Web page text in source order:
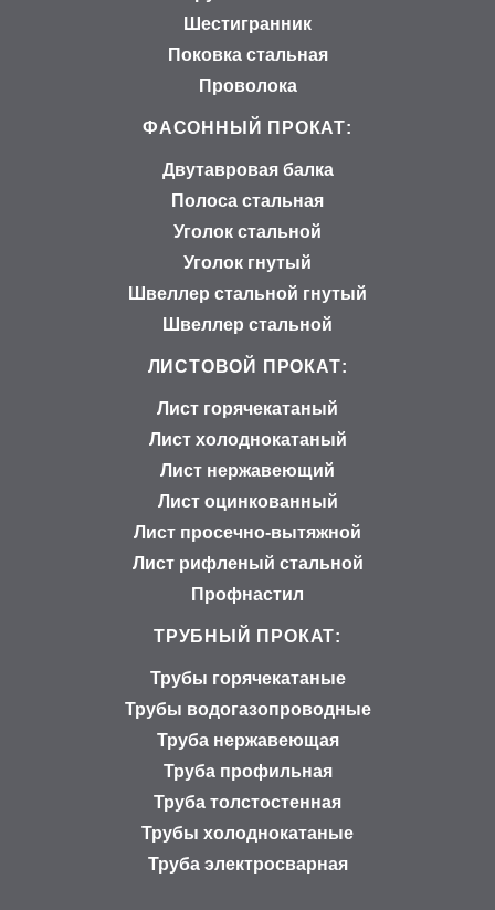
Шестигранник
Поковка стальная
Проволока
ФАСОННЫЙ ПРОКАТ:
Двутавровая балка
Полоса стальная
Уголок стальной
Уголок гнутый
Швеллер стальной гнутый
Швеллер стальной
ЛИСТОВОЙ ПРОКАТ:
Лист горячекатаный
Лист холоднокатаный
Лист нержавеющий
Лист оцинкованный
Лист просечно-вытяжной
Лист рифленый стальной
Профнастил
ТРУБНЫЙ ПРОКАТ:
Трубы горячекатаные
Трубы водогазопроводные
Труба нержавеющая
Труба профильная
Труба толстостенная
Трубы холоднокатаные
Труба электросварная